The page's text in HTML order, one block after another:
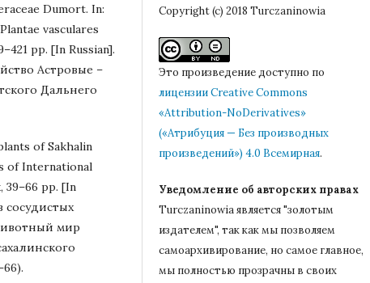
Dumort. In:
vasculares
pp. [In Russian].
Астровые –
Дальнего
of Sakhalin
of International
39–66 pp. [In
сосудистых
мир
Copyright (c) 2018 Turczaninowia
Это произведение доступно по
лицензии Creative Commons
«Attribution-NoDerivatives»
(«Атрибуция — Без производных
произведений») 4.0 Всемирная.
Уведомление об авторских правах
Turczaninowiа является "золотым
издателем", так как мы позволяем
самоархивирование, но самое главное,
мы полностью прозрачны в своих